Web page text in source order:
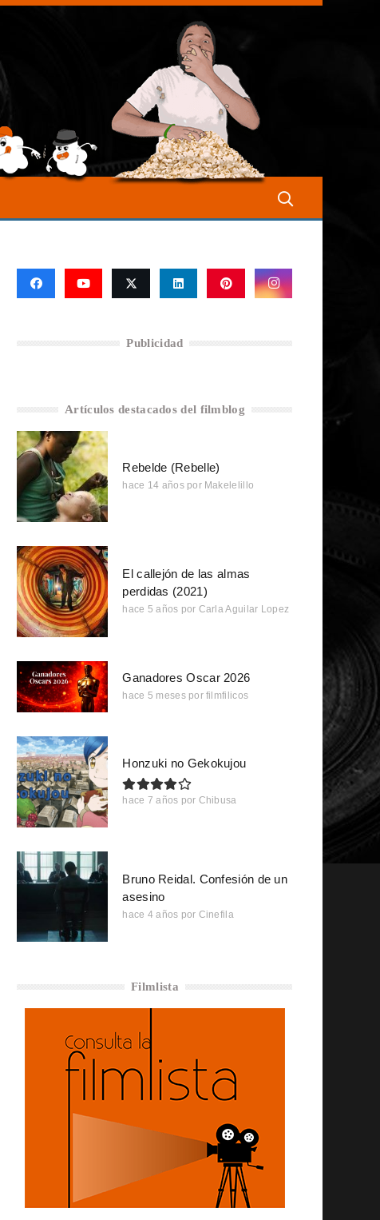
Publicidad
Artículos destacados del filmblog
Rebelde (Rebelle)
hace 14 años por Makelelillo
El callejón de las almas
perdidas (2021)
hace 5 años por Carla Aguilar Lopez
Ganadores Oscar 2026
hace 5 meses por filmfilicos
Honzuki no Gekokujou
hace 7 años por Chibusa
Bruno Reidal. Confesión de un
asesino
hace 4 años por Cinefila
Filmlista